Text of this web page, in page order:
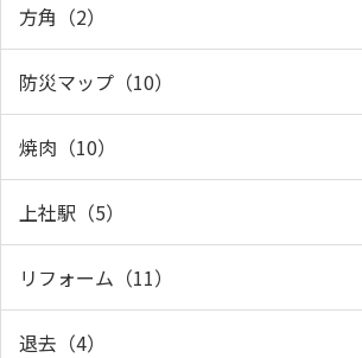
方角（2）
防災マップ（10）
焼肉（10）
上社駅（5）
リフォーム（11）
退去（4）